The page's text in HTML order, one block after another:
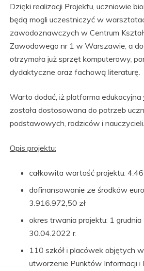
Dzięki realizacji Projektu, uczniowie
będą mogli uczestniczyć w
zawodoznawczych w Centrum
Zawodowego nr 1 w Warszawie, a
otrzymała już sprzęt komputerowy,
dydaktyczne oraz fachową literaturę.
Warto dodać, iż platforma edukacyjna
została dostosowana do potrzeb
podstawowych, rodziców i nauczycieli.
Opis projektu:
całkowita wartość projektu:
dofinansowanie ze środków
3.916.972,50 zł
okres trwania projektu: 1
30.04.2022 r.
110 szkół i placówek objętych
utworzenie Punktów Informacji i